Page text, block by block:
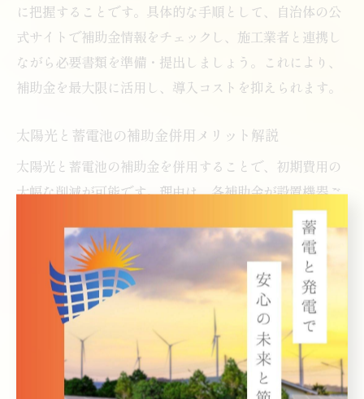
に把握することです。具体的な手順として、自治体の公
式サイトで補助金情報をチェックし、施工業者と連携し
ながら必要書類を準備・提出しましょう。これにより、
補助金を最大限に活用し、導入コストを抑えられます。
太陽光と蓄電池の補助金併用メリット解説
太陽光と蓄電池の補助金を併用することで、初期費用の
大幅な削減が可能です。理由は、各補助金が設置機器ご
とに適用されるため、合計で受けられる支援額が増える
ためです。例えば、太陽光発電と蓄電池の両方に補助金
を申請し、トータルの投資負担を軽減する事例が多く見
られます。補助金の併用は、経済的メリットを最大化
し、省エネ住宅へのステップを加速します。
省エネ住宅に最適な太陽光と蓄電池の選び方